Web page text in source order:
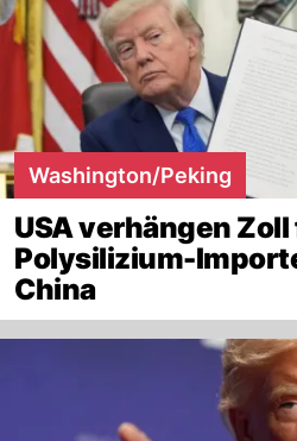
Washington/Peking
USA verhängen
Polysilizium-
China